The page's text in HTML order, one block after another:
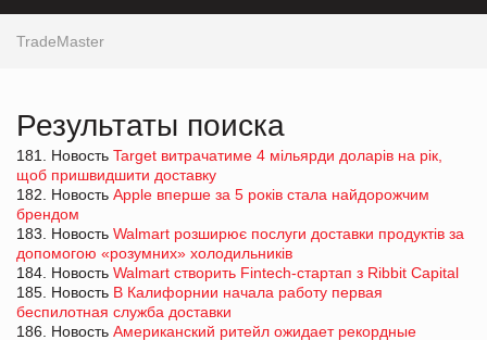
TradeMaster
Результаты поиска
181. Новость Target витрачатиме 4 мільярди доларів на рік,
щоб пришвидшити доставку
182. Новость Apple вперше за 5 років стала найдорожчим
брендом
183. Новость Walmart розширює послуги доставки продуктів за
допомогою «розумних» холодильників
184. Новость Walmart створить Fintech-стартап з Ribbit Capital
185. Новость В Калифорнии начала работу первая
беспилотная служба доставки
186. Новость Американский ритейл ожидает рекордные